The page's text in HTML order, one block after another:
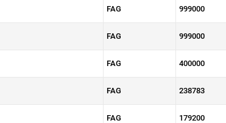
FAG 999000
FAG 999000
FAG 400000
FAG 238783
FAG 179200